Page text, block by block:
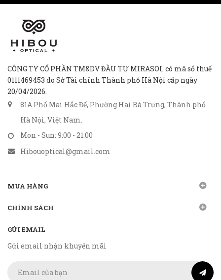
CÔNG TY CỔ PHẦN TM&DV ĐẦU TƯ MIRASOL có mã số thuế
0111469453 do Sở Tài chính Thành phố Hà Nội cấp ngày
20/04/2026.
81A Phố Mai Hắc Đế, Phường Hai Bà Trưng, Thành phố
Hà Nội, Việt Nam.
Mon - Sun: 9:00 - 21:00
Hibouoptical@gmail.com
MUA HÀNG
CHÍNH SÁCH
GỬI EMAIL
Gửi email nhận khuyến mãi